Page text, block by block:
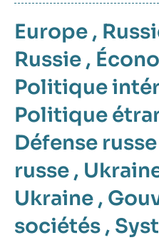
Europe ,
Russie ,
Politique
Politique
Défense russe
russe ,
Ukraine ,
sociétés ,